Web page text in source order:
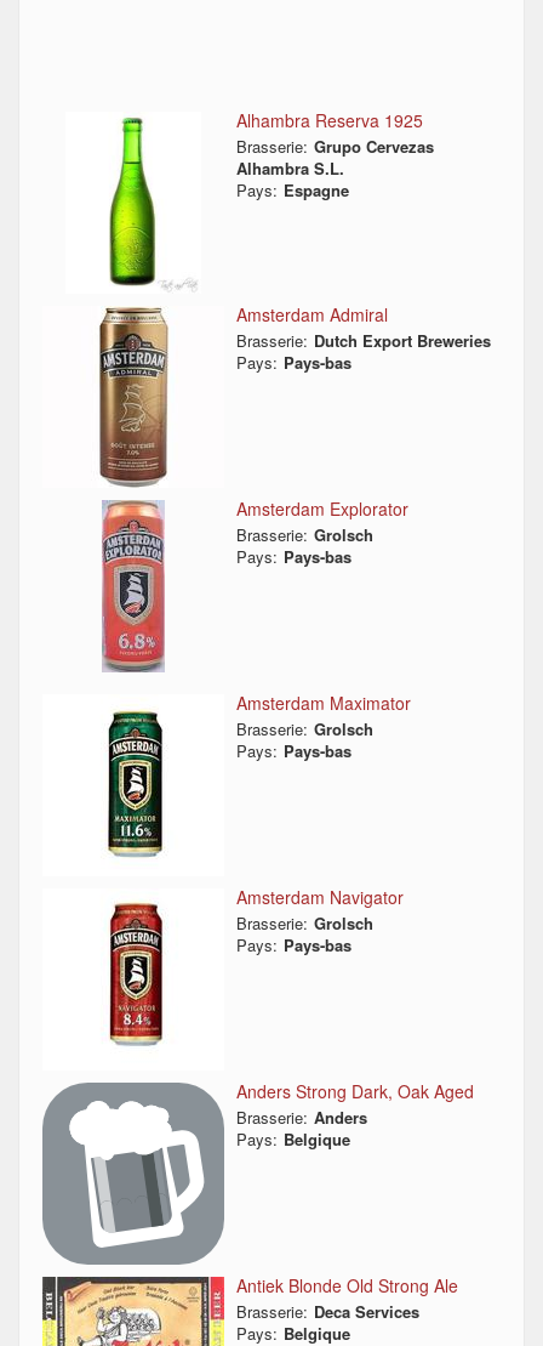
Alhambra Reserva 1925
Brasserie: Grupo Cervezas
Alhambra S.L.
Pays: Espagne
Amsterdam Admiral
Brasserie: Dutch Export Breweries
Pays: Pays-bas
Amsterdam Explorator
Brasserie: Grolsch
Pays: Pays-bas
Amsterdam Maximator
Brasserie: Grolsch
Pays: Pays-bas
Amsterdam Navigator
Brasserie: Grolsch
Pays: Pays-bas
Anders Strong Dark, Oak Aged
Brasserie: Anders
Pays: Belgique
Antiek Blonde Old Strong Ale
Brasserie: Deca Services
Pays: Belgique